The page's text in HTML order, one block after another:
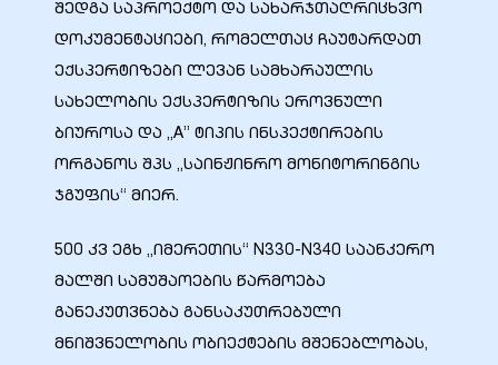
შედგა საპროექტო და სახარჯთაღრიცხვო
დოკუმენტაციები, რომელთაც ჩაუტარდათ
ექსპერტიზები ლევან სამხარაულის
სახელობის ექსპერტიზის ეროვნული
ბიუროსა და „A” ტიპის ინსპექტირების
ორგანოს შპს „საინჟინრო მონიტორინგის
ჯგუფის“ მიერ.
500 კვ ეგხ „იმერეთის“ N330-N340 საანკერო
მალში სამუშაოების წარმოება
განეკუთვნება განსაკუთრებული
მნიშვნელობის ობიექტების მშენებლობას,